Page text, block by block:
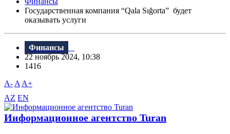
Государственная компания “Qala Sığorta” будет
оказывать услуги
Финансы
22 ноябрь 2024, 10:38
1416
A- A A+
AZ EN
Информационное агентство Turan